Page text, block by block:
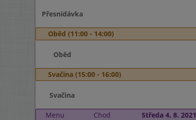
Přesnídávka
Oběd (11:00 - 14:00)
Oběd
Svačina (15:00 - 16:00)
Svačina
Menu Chod
Středa 4. 8. 2021